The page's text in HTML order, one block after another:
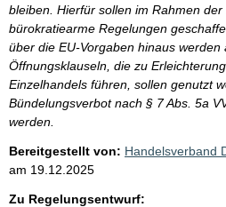
bleiben. Hierfür sollen im Rahmen
bürokratiearme Regelungen
über die EU-Vorgaben hinaus werden
Öffnungsklauseln, die zu
Einzelhandels führen, sollen genutzt
Bündelungsverbot nach § 7 Abs. 5a
werden.
Bereitgestellt von: Handelsverband
am 19.12.2025
Zu Regelungsentwurf: